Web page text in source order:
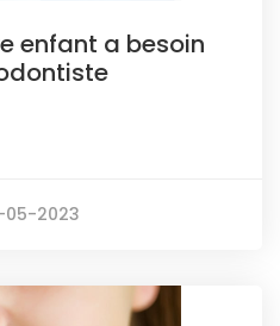
enfant a besoin
2023